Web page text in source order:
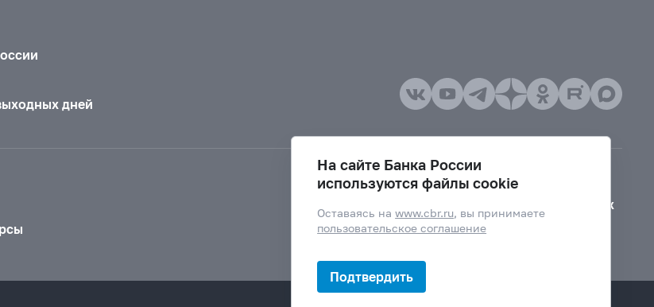
дней
Версия для слабовидящих
На сайте Банка России
используются файлы cookie
Оставаясь наwww.cbr.ru, вы принимаете
пользовательское соглашение
Подтвердить